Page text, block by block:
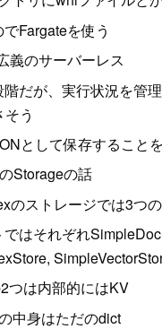
Fargateを使う
義のサーバーレス
階だが、実行状況を管
う
として保存すること
Storageの話
のストレージでは3つ
ではそれぞれ
つは内部的にはKV
中身はただのdict